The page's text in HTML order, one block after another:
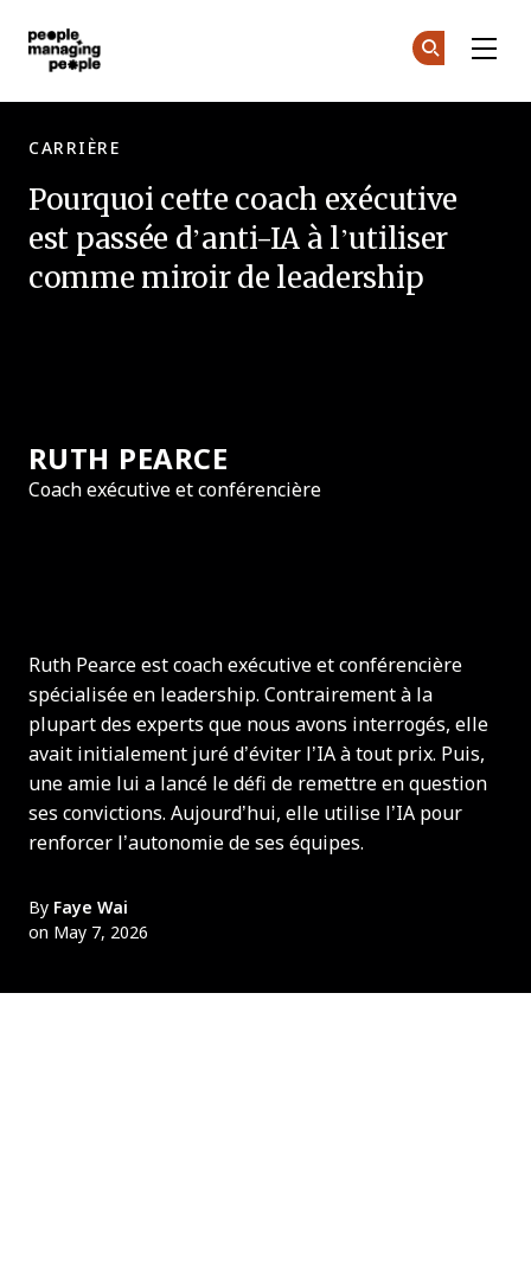
CARRIÈRE
Pourquoi cette coach exécutive
est passée d’anti-IA à l’utiliser
comme miroir de leadership
Ruth Pearce est coach exécutive et conférencière
spécialisée en leadership. Contrairement à la
plupart des experts que nous avons interrogés, elle
avait initialement juré d’éviter l’IA à tout prix. Puis,
une amie lui a lancé le défi de remettre en question
ses convictions. Aujourd’hui, elle utilise l’IA pour
renforcer l’autonomie de ses équipes.
RUTH PEARCE
Coach exécutive et conférencière
By Faye Wai
on May 7, 2026